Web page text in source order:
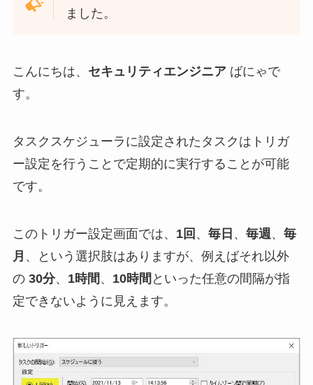
ました。
こんにちは、 セキュリティエンジニアばにゃで
す。
タスクスケジューラに設定されたタスクはトリガ
ー設定を行うことで定期的に実行することが可能
です。
このトリガー設定画面では、 1回 、 毎日 、 毎週、 毎
月 、という選択肢はありますが、例えばそれ以外
の 30分、 1時間 、 10時間 といった任意の間隔が指
定できないように見えます。